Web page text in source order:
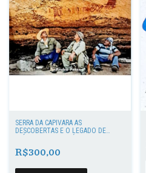
SERRA DA CAPIVARA AS
DESCOBERTAS E O LEGADO DE
ARQUEOLÓGICA DE SÃO RAIMUNDO
NONATO
R$300,00